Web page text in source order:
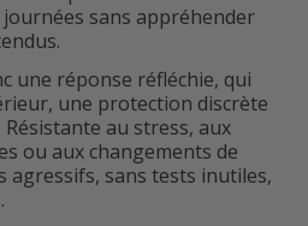
sans appréhender
une réponse réfléchie, qui
une protection discrète
au stress, aux
ou aux changements de
agressifs, sans tests inutiles,